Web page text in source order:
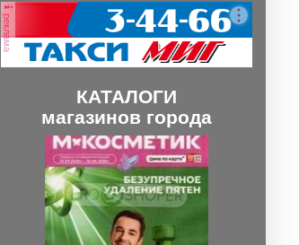
народов. Традиции предков»....
реклама
КАТАЛОГИ
магазинов города